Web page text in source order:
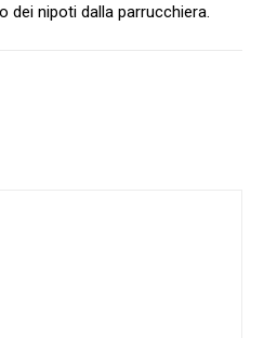
dei nipoti dalla parrucchiera.